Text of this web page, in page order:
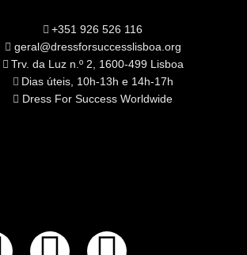
+351 926 526 116
geral@dressforsuccesslisboa.org
Trv. da Luz n.º 2, 1600-499 Lisboa
Dias úteis, 10h-13h e 14h-17h
Dress For Success Worldwide